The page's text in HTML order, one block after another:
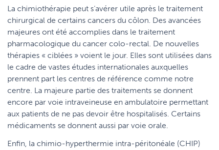
La chimiothérapie peut s’avérer utile après le traitement
chirurgical de certains cancers du côlon. Des avancées
majeures ont été accomplies dans le traitement
pharmacologique du cancer colo-rectal. De nouvelles
thérapies « ciblées » voient le jour. Elles sont utilisées dans
le cadre de vastes études internationales auxquelles
prennent part les centres de référence comme notre
centre. La majeure partie des traitements se donnent
encore par voie intraveineuse en ambulatoire permettant
aux patients de ne pas devoir être hospitalisés. Certains
médicaments se donnent aussi par voie orale.
Enfin, la chimio-hyperthermie intra-péritonéale (CHIP)